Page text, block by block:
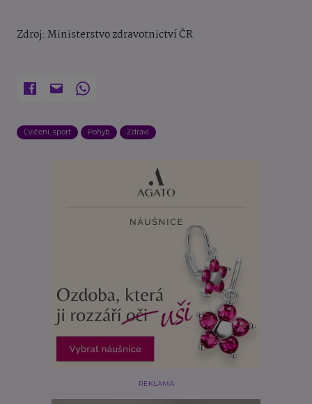
Zdroj: Ministerstvo zdravotnictví ČR
Cvičení, sport Pohyb Zdraví
REKLAMA